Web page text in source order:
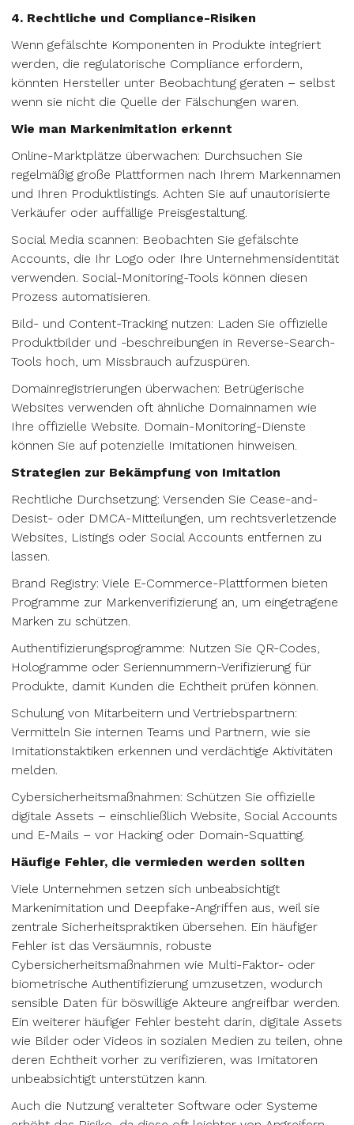
4. Rechtliche und Compliance-Risiken
Wenn gefälschte Komponenten in Produkte integriert
werden, die regulatorische Compliance erfordern,
könnten Hersteller unter Beobachtung geraten – selbst
wenn sie nicht die Quelle der Fälschungen waren.
Wie man Markenimitation erkennt
Online-Marktplätze überwachen: Durchsuchen Sie
regelmäßig große Plattformen nach Ihrem Markennamen
und Ihren Produktlistings. Achten Sie auf unautorisierte
Verkäufer oder auffällige Preisgestaltung.
Social Media scannen: Beobachten Sie gefälschte
Accounts, die Ihr Logo oder Ihre Unternehmensidentität
verwenden. Social-Monitoring-Tools können diesen
Prozess automatisieren.
Bild- und Content-Tracking nutzen: Laden Sie offizielle
Produktbilder und -beschreibungen in Reverse-Search-
Tools hoch, um Missbrauch aufzuspüren.
Domainregistrierungen überwachen: Betrügerische
Websites verwenden oft ähnliche Domainnamen wie
Ihre offizielle Website. Domain-Monitoring-Dienste
können Sie auf potenzielle Imitationen hinweisen.
Strategien zur Bekämpfung von Imitation
Rechtliche Durchsetzung: Versenden Sie Cease-and-
Desist- oder DMCA-Mitteilungen, um rechtsverletzende
Websites, Listings oder Social Accounts entfernen zu
lassen.
Brand Registry: Viele E-Commerce-Plattformen bieten
Programme zur Markenverifizierung an, um eingetragene
Marken zu schützen.
Authentifizierungsprogramme: Nutzen Sie QR-Codes,
Hologramme oder Seriennummern-Verifizierung für
Produkte, damit Kunden die Echtheit prüfen können.
Schulung von Mitarbeitern und Vertriebspartnern:
Vermitteln Sie internen Teams und Partnern, wie sie
Imitationstaktiken erkennen und verdächtige Aktivitäten
melden.
Cybersicherheitsmaßnahmen: Schützen Sie offizielle
digitale Assets – einschließlich Website, Social Accounts
und E-Mails – vor Hacking oder Domain-Squatting.
Häufige Fehler, die vermieden werden sollten
Viele Unternehmen setzen sich unbeabsichtigt
Markenimitation und Deepfake-Angriffen aus, weil sie
zentrale Sicherheitspraktiken übersehen. Ein häufiger
Fehler ist das Versäumnis, robuste
Cybersicherheitsmaßnahmen wie Multi-Faktor- oder
biometrische Authentifizierung umzusetzen, wodurch
sensible Daten für böswillige Akteure angreifbar werden.
Ein weiterer häufiger Fehler besteht darin, digitale Assets
wie Bilder oder Videos in sozialen Medien zu teilen, ohne
deren Echtheit vorher zu verifizieren, was Imitatoren
unbeabsichtigt unterstützen kann.
Auch die Nutzung veralteter Software oder Systeme